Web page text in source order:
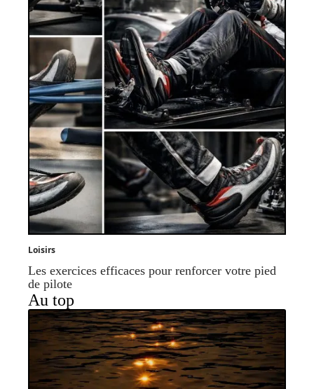
Loisirs
Les exercices efficaces pour renforcer votre pied
de pilote
Au top